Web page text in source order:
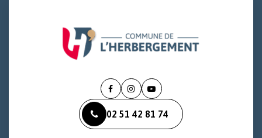
Lien
le
compte
Lien
le
compte
Lien
la
chaîne
02 51 42 81 74